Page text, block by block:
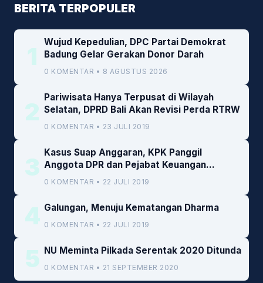
BERITA TERPOPULER
1
Wujud Kepedulian, DPC Partai Demokrat
Badung Gelar Gerakan Donor Darah
0 KOMENTAR • 8 AGUSTUS 2026
2
Pariwisata Hanya Terpusat di Wilayah
Selatan, DPRD Bali Akan Revisi Perda RTRW
0 KOMENTAR • 23 JULI 2019
3
Kasus Suap Anggaran, KPK Panggil
Anggota DPR dan Pejabat Keuangan
Kemenkeu
0 KOMENTAR • 22 JULI 2019
4 Galungan, Menuju Kematangan Dharma
0 KOMENTAR • 22 JULI 2019
5 NU Meminta Pilkada Serentak 2020 Ditunda
0 KOMENTAR • 21 SEPTEMBER 2020